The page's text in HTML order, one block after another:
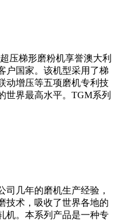
压梯形磨粉机享誉澳大利
户国家。该机型采用了梯
动增压等五项磨机专利技
世界最高水平。TGM系列
司几年的磨机生产经验，
技术，吸收了世界各地的
机。本系列产品是一种专